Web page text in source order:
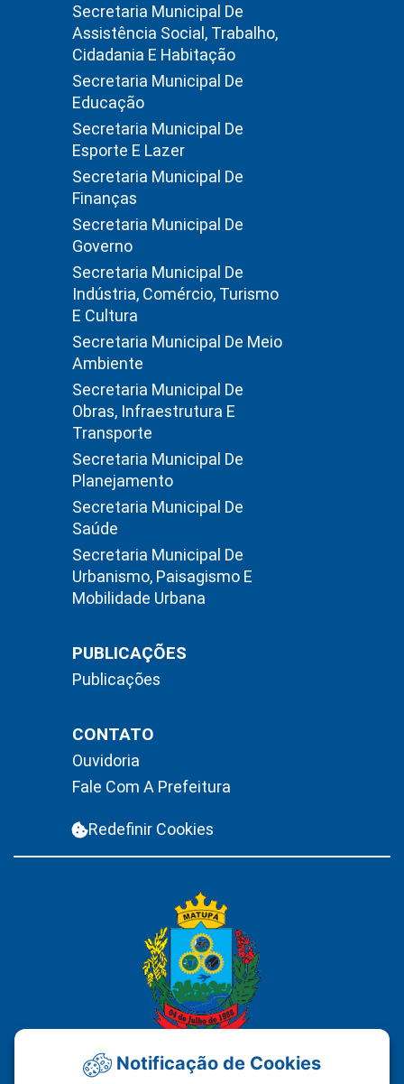
Secretaria Municipal De
Assistência Social, Trabalho,
Cidadania E Habitação
Secretaria Municipal De
Educação
Secretaria Municipal De
Esporte E Lazer
Secretaria Municipal De
Finanças
Secretaria Municipal De
Governo
Secretaria Municipal De
Indústria, Comércio, Turismo
E Cultura
Secretaria Municipal De Meio
Ambiente
Secretaria Municipal De
Obras, Infraestrutura E
Transporte
Secretaria Municipal De
Planejamento
Secretaria Municipal De
Saúde
Secretaria Municipal De
Urbanismo, Paisagismo E
Mobilidade Urbana
PUBLICAÇÕES
Publicações
CONTATO
Ouvidoria
Fale Com A Prefeitura
Redefinir Cookies
Notificação de Cookies